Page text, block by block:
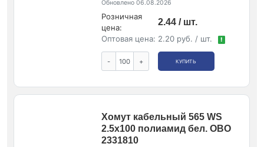
Обновлено 06.08.2026
Розничная
цена:
2.44 / шт.
Оптовая цена: 2.20 руб. / шт. !
- + КУПИТЬ
Хомут кабельный 565 WS
2.5х100 полиамид бел. OBO
2331810